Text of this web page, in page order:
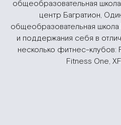
общеобразовательная
центр Багратион,
общеобразовательная
и поддержания себя в
несколько фитнес-клубов:
Fitness One,